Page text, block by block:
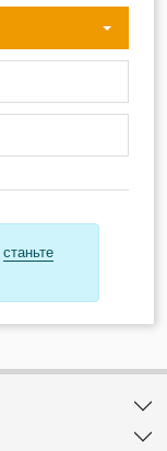
станьте